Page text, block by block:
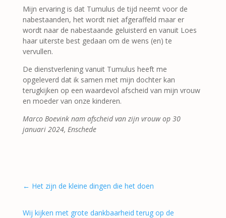
Mijn ervaring is dat Tumulus de tijd neemt voor de
nabestaanden, het wordt niet afgeraffeld maar er
wordt naar de nabestaande geluisterd en vanuit Loes
haar uiterste best gedaan om de wens (en) te
vervullen.
De dienstverlening vanuit Tumulus heeft me
opgeleverd dat ik samen met mijn dochter kan
terugkijken op een waardevol afscheid van mijn vrouw
en moeder van onze kinderen.
Marco Boevink nam afscheid van zijn vrouw op 30
januari 2024, Enschede
← Het zijn de kleine dingen die het doen
Wij kijken met grote dankbaarheid terug op de